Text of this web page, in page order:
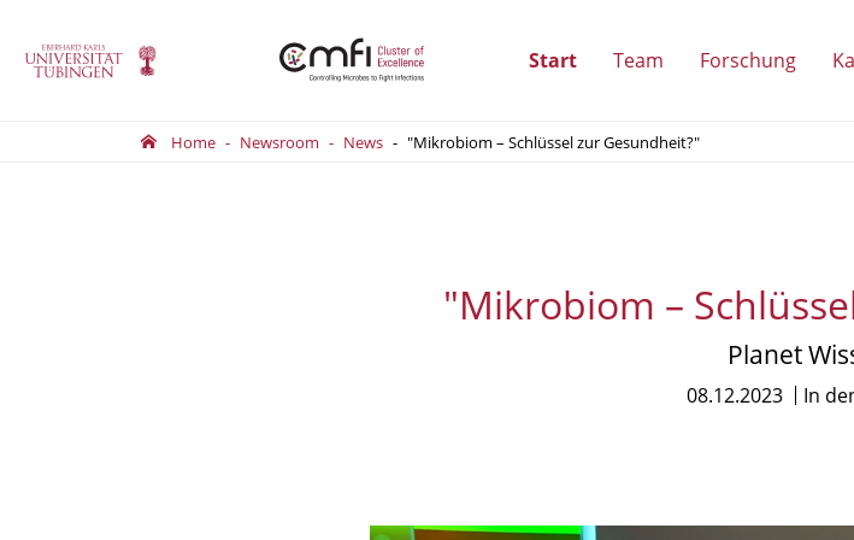
Start Team (Unterpunkte
Forschung
Home Newsroom News "Mikrobiom – Schlüssel zur Gesundheit?"
"Mikrobiom –
Planet
08.12.2023 In